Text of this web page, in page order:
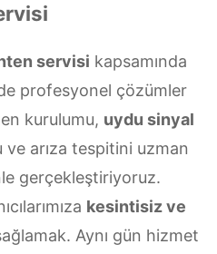
servisi kapsamında
profesyonel çözümler
kurulumu, uydu sinyal
ve arıza tespitini uzman
gerçekleştiriyoruz.
kesintisiz ve
Aynı gün hizmet